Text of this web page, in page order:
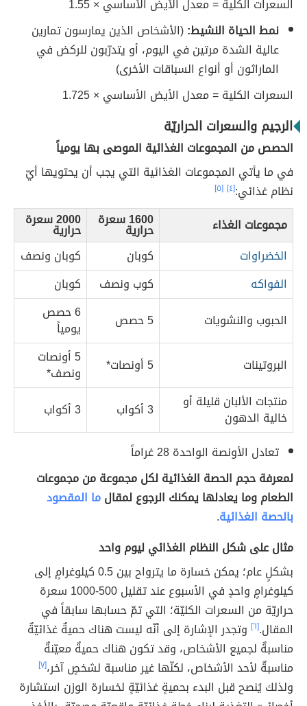
السعرات الكلية = معدل الأيض الأساسي × 1.55
نمط الحياة النشيط:(الأشخاص الذين يمارسون تمارين
عالية الشدة مرتين في اليوم، أو يتدرّبون للركض في
الماراثون أو أنواع السباقات الأخرى)
السعرات الكلية = معدل الأيض الأساسي × 1.725
الرجيم والسعرات الحراريّة
الحصص من المجموعات الغذائية الموصى بها يومياً
في ما يأتي المجموعات الغذائية التي يجب أن يحتويها أيّ
نظام غذائي:[٤] [٥]
مجموعات الغذاء 1600 سعرة
حرارية
2000 سعرة
حرارية
الخضراوات
كوبان
كوبان ونصف
الفواكه
كوب ونصف
كوبان
الحبوب والنشويات
5 حصص 6 حصص
يومياً
البروتينات
5 أونصات* 5 أونصات
ونصف*
منتجات الألبان قليلة أو
خالية الدهون 3 أكواب
3 أكواب
تعادل الأونصة الواحدة 28 غراماً
لمعرفة حجم الحصة الغذائية لكل مجموعة من مجموعات
الطعام وما يعادلها يمكنك الرجوع لمقالما المقصود
بالحصة الغذائية.
مثال على شكل النظام الغذائي ليوم واحد
بشكلٍ عام؛ يمكن خسارة ما يترواح بين 0.5 كيلوغرامٍ إلى
كيلوغرامٍ واحدٍ في الأسبوع عند تقليل 500-1000 سعرة
حراريّة من السعرات الكليّة؛ التي تمّ حسابها سابقاً في
المقال.[٦]
وتجدر الإشارة إلى أنّه ليست هناك حميةٌ غذائيّةٌ
مناسبةٌ لجميع الأشخاص، وقد تكون هناك حميةٌ معيّنةٌ
مناسبةٌ لأحد الأشخاص، لكنّها غير مناسبة لشخصٍ آخر،[٧]
ولذلك يُنصح قبل البدء بحميةٍ غذائيّةٍ لخسارة الوزن استشارة